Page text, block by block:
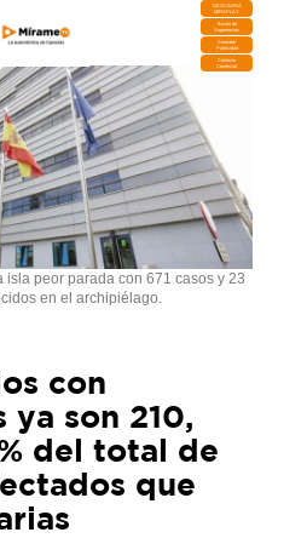
DESCARGA
MIRAPLAY
Buzón de
Sugerencias
Contratar
Publicidad
Contacto
Comercial
isla peor parada con 671 casos y 23
en el archipiélago.
con
ya son 210,
del total de
que